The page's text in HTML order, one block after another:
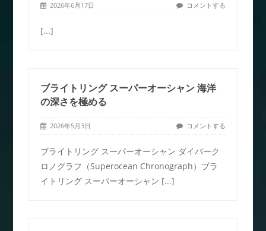
2026年6月17日 コメントする
[...]
ブライトリング スーパーオーシャン 海洋
の深さを極める
2026年5月3日 コメントする
ブライトリング スーパーオーシャン ダイバーク
ロノグラフ（Superocean Chronograph）ブラ
イトリング スーパーオーシャン [...]